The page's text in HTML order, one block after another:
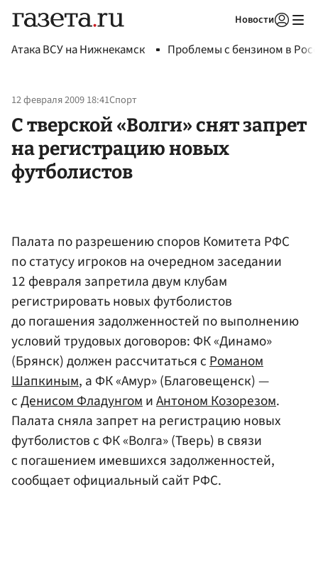
Новости
Атака ВСУ на Нижнекамск Проблемы с бензином в
12 февраля 2009 18:41Спорт
C тверской «Волги» снят запрет
на регистрацию новых
футболистов
Палата по разрешению споров Комитета РФС
по статусу игроков на очередном заседании
12 февраля запретила двум клубам
регистрировать новых футболистов
до погашения задолженностей по выполнению
условий трудовых договоров: ФК «Динамо»
(Брянск) должен рассчитаться сРоманом
Шапкиным, а ФК «Амур» (Благовещенск) —
сДенисом ФладунгомиАнтоном Козорезом.
Палата сняла запрет на регистрацию новых
футболистов с ФК «Волга» (Тверь) в связи
с погашением имевшихся задолженностей,
сообщает официальный сайт РФС.